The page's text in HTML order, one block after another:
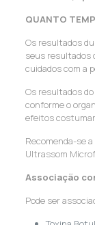
QUANTO
Os resultados
seus resultados
cuidados com a
Os resultados
conforme o
efeitos
Recomenda-se
Ultrassom
Associação
Pode ser